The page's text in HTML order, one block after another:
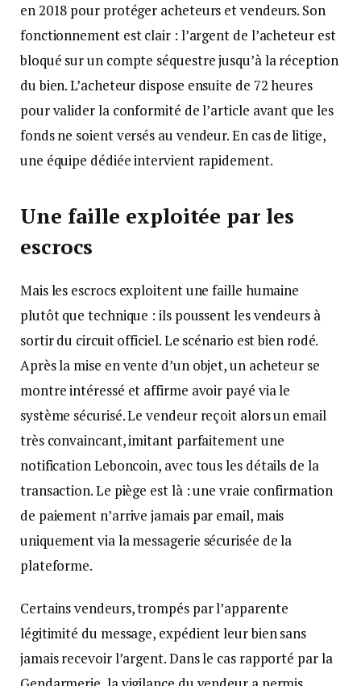
en 2018 pour protéger acheteurs et vendeurs. Son
fonctionnement est clair : l’argent de l’acheteur est
bloqué sur un compte séquestre jusqu’à la réception
du bien. L’acheteur dispose ensuite de 72 heures
pour valider la conformité de l’article avant que les
fonds ne soient versés au vendeur. En cas de litige,
une équipe dédiée intervient rapidement.
Une faille exploitée par les
escrocs
Mais les escrocs exploitent une faille humaine
plutôt que technique : ils poussent les vendeurs à
sortir du circuit officiel. Le scénario est bien rodé.
Après la mise en vente d’un objet, un acheteur se
montre intéressé et affirme avoir payé via le
système sécurisé. Le vendeur reçoit alors un email
très convaincant, imitant parfaitement une
notification Leboncoin, avec tous les détails de la
transaction. Le piège est là : une vraie confirmation
de paiement n’arrive jamais par email, mais
uniquement via la messagerie sécurisée de la
plateforme.
Certains vendeurs, trompés par l’apparente
légitimité du message, expédient leur bien sans
jamais recevoir l’argent. Dans le cas rapporté par la